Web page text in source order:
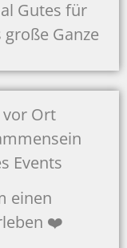
Gutes für
Ganze
vor Ort
Events
einen
❤️